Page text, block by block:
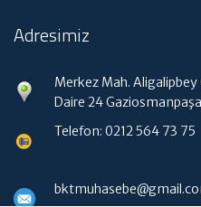
Adresimiz
Merkez Mah. Aligalipbey
Daire 24
Telefon: 0212 564 73 75